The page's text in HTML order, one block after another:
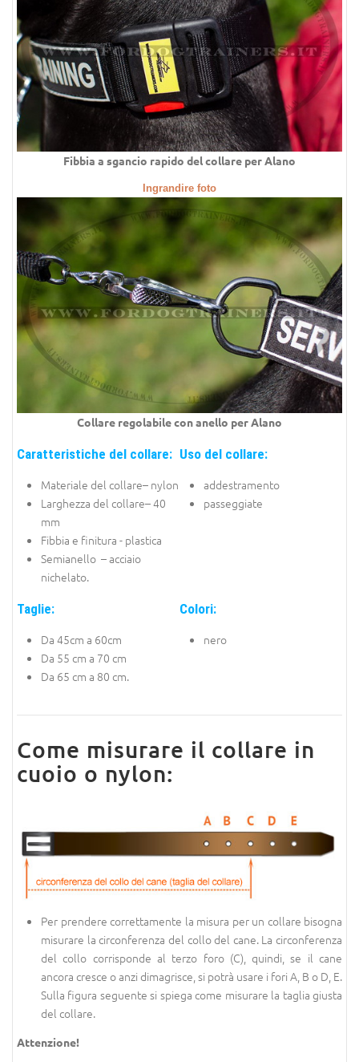
Fibbia a sgancio rapido del collare per Alano
Ingrandire foto
Collare regolabile con anello per Alano
Caratteristiche del collare:
Materiale del collare– nylon
Larghezza del collare– 40
mm
Fibbia e finitura - plastica
Semianello – acciaio
nichelato.
Uso del collare:
addestramento
passeggiate
Taglie:
Da 45cm a 60cm
Da 55 cm a 70 cm
Da 65 cm a 80 cm.
Colori:
nero
Come misurare il collare in
cuoio o nylon:
Per prendere correttamente la misura per un collare bisogna
misurare la circonferenza del collo del cane. La circonferenza
del collo corrisponde al terzo foro (C), quindi, se il cane
ancora cresce o anzi dimagrisce, si potrà usare i fori A, B o D, E.
Sulla figura seguente si spiega come misurare la taglia giusta
del collare.
Attenzione!